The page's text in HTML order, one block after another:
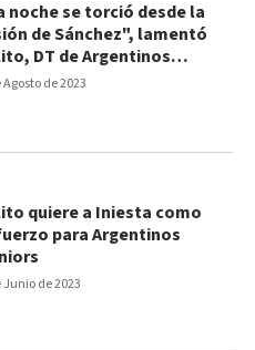
Agosto de 2023
noche se torció desde la
de Sánchez", lamentó
DT de Argentinos
Junio de 2023
quiere a Iniesta como
para Argentinos